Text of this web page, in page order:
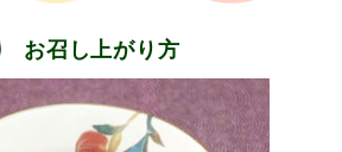
お召し上がり方